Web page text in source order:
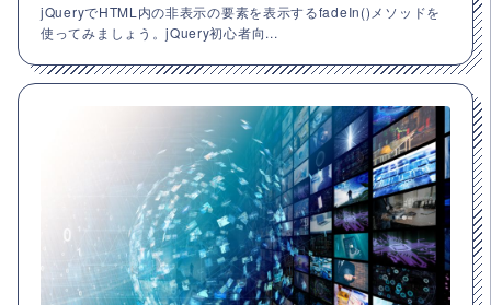
jQueryでHTML内の非表示の要素を表示するfadeIn()メソッドを
使ってみましょう。jQuery初心者向...